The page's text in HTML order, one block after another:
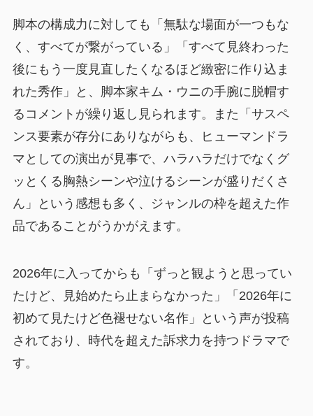
脚本の構成力に対しても「無駄な場面が一つもな
く、すべてが繋がっている」「すべて見終わった
後にもう一度見直したくなるほど緻密に作り込ま
れた秀作」と、脚本家キム・ウニの手腕に脱帽す
るコメントが繰り返し見られます。また「サスペ
ンス要素が存分にありながらも、ヒューマンドラ
マとしての演出が見事で、ハラハラだけでなくグ
ッとくる胸熱シーンや泣けるシーンが盛りだくさ
ん」という感想も多く、ジャンルの枠を超えた作
品であることがうかがえます。
2026年に入ってからも「ずっと観ようと思ってい
たけど、見始めたら止まらなかった」「2026年に
初めて見たけど色褪せない名作」という声が投稿
されており、時代を超えた訴求力を持つドラマで
す。